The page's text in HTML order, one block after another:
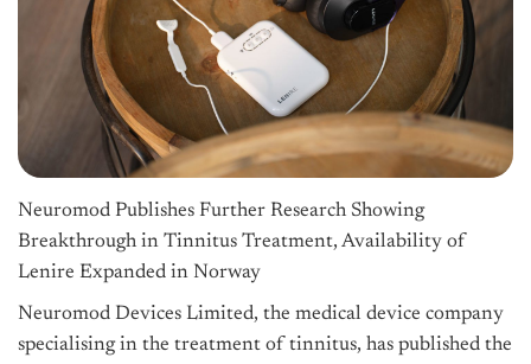
Neuromod Publishes Further Research Showing
Breakthrough in Tinnitus Treatment, Availability of
Lenire Expanded in Norway
Neuromod Devices Limited, the medical device company
specialising in the treatment of tinnitus, has published the